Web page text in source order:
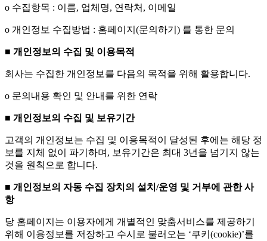
ο 수집항목 : 이름, 업체명, 연락처, 이메일
ο 개인정보 수집방법 : 홈페이지(문의하기) 를 통한 문의
■ 개인정보의 수집 및 이용목적
회사는 수집한 개인정보를 다음의 목적을 위해 활용합니다.
ο 문의내용 확인 및 안내를 위한 연락
■ 개인정보의 수집 및 보유기간
고객의 개인정보는 수집 및 이용목적이 달성된 후에는 해당 정
보를 지체 없이 파기하며, 보유기간은 최대 3년을 넘기지 않는
것을 원칙으로 합니다.
■ 개인정보의 자동 수집 장치의 설치/운영 및 거부에 관한 사
항
당 홈페이지는 이용자에게 개별적인 맞춤서비스를 제공하기
위해 이용정보를 저장하고 수시로 불러오는 ‘쿠키(cookie)’를